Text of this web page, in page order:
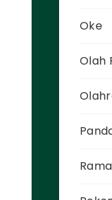
Oke
Olah